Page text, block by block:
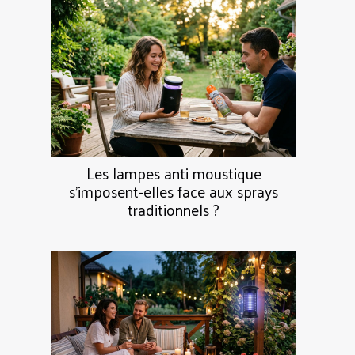
Les lampes anti moustique
s’imposent-elles face aux sprays
traditionnels ?